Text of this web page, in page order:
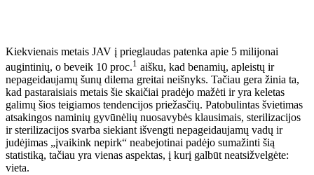
Kiekvienais metais JAV į prieglaudas patenka apie 5 milijonai
augintinių, o beveik 10 proc.1 aišku, kad benamių, apleistų ir
nepageidaujamų šunų dilema greitai neišnyks. Tačiau gera žinia ta,
kad pastaraisiais metais šie skaičiai pradėjo mažėti ir yra keletas
galimų šios teigiamos tendencijos priežasčių. Patobulintas švietimas
atsakingos naminių gyvūnėlių nuosavybės klausimais, sterilizacijos
ir sterilizacijos svarba siekiant išvengti nepageidaujamų vadų ir
judėjimas „įvaikink nepirk“ neabejotinai padėjo sumažinti šią
statistiką, tačiau yra vienas aspektas, į kurį galbūt neatsižvelgėte:
vieta.